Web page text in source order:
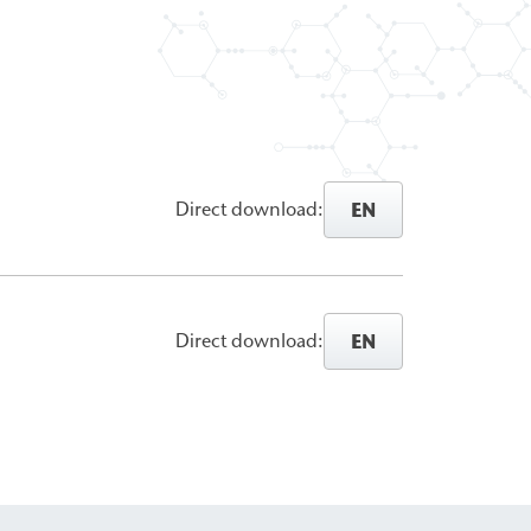
Direct download: EN
Direct download: EN